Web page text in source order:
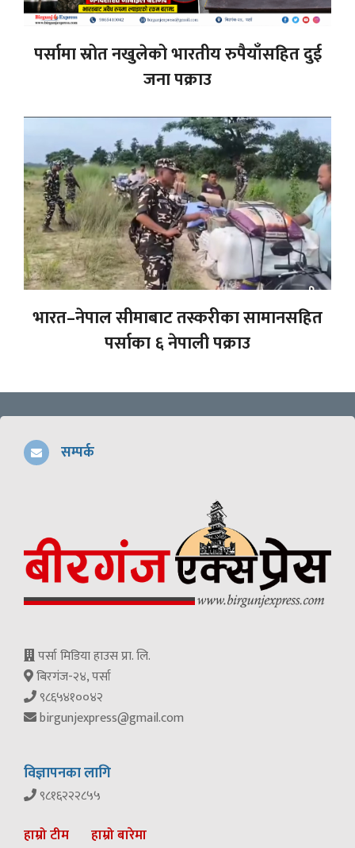
पर्सामा स्रोत नखुलेको भारतीय रुपैयाँसहित दुई
जना पक्राउ
भारत–नेपाल सीमाबाट तस्करीका सामानसहित
पर्साका ६ नेपाली पक्राउ
सम्पर्क
पर्सा मिडिया हाउस प्रा. लि.
बिरगंज-२४, पर्सा
९८६५४१००४२
birgunjexpress@gmail.com
विज्ञापनका लागि
९८१६२२२८५५
हाम्रो टीम हाम्रो बारेमा